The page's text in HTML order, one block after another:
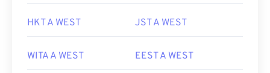
HKT A WEST JST A WEST
WITA A WEST EEST A WEST